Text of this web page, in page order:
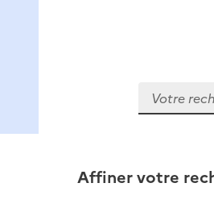
Votre
Affiner votre